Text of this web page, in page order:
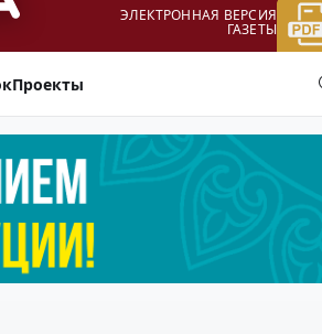
ЭЛЕКТРОННАЯ ВЕРСИЯ
ГАЗЕТЫ
Проекты